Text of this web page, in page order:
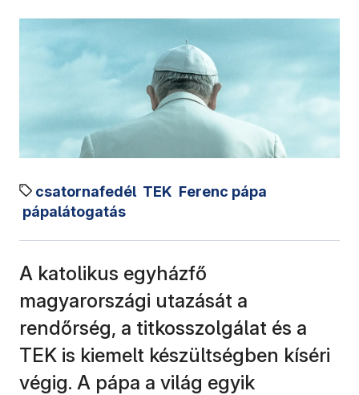
csatornafedél TEK Ferenc pápa
pápalátogatás
A katolikus egyházfő
magyarországi utazását a
rendőrség, a titkosszolgálat és a
TEK is kiemelt készültségben kíséri
végig. A pápa a világ egyik